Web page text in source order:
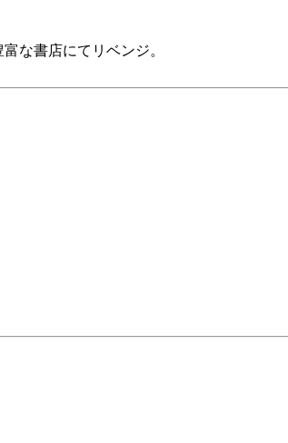
な書店にてリベンジ。